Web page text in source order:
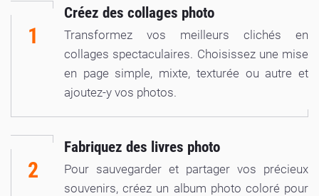
1
Créez des collages photo
Transformez vos meilleurs clichés en
collages spectaculaires. Choisissez une mise
en page simple, mixte, texturée ou autre et
ajoutez-y vos photos.
2
Fabriquez des livres photo
Pour sauvegarder et partager vos précieux
souvenirs, créez un album photo coloré pour